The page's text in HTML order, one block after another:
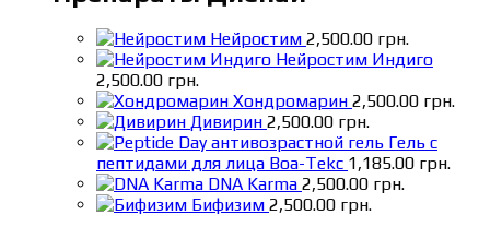
Нейростим 2,500.00 грн.
Нейростим Индиго
2,500.00 грн.
Хондромарин 2,500.00 грн.
Дивирин 2,500.00 грн.
Гель с
пептидами для лица Boa-Tekc 1,185.00 грн.
DNA Karma 2,500.00 грн.
Бифизим 2,500.00 грн.